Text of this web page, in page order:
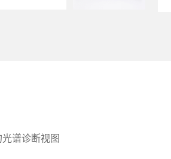
谱诊断视图